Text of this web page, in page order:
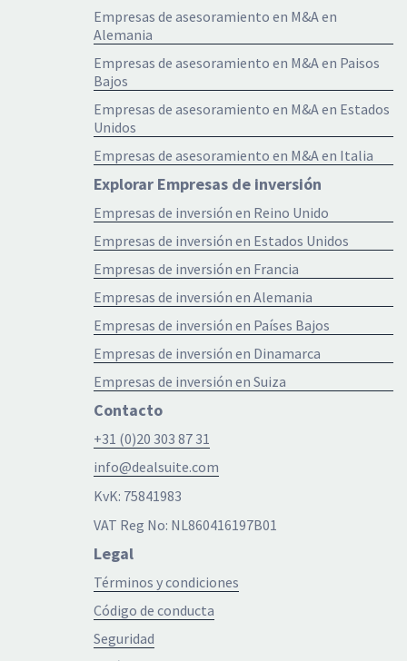
Empresas de asesoramiento en M&A en
Alemania
Empresas de asesoramiento en M&A en Paisos
Bajos
Empresas de asesoramiento en M&A en Estados
Unidos
Empresas de asesoramiento en M&A en Italia
Explorar Empresas de inversión
Empresas de inversión en Reino Unido
Empresas de inversión en Estados Unidos
Empresas de inversión en Francia
Empresas de inversión en Alemania
Empresas de inversión en Países Bajos
Empresas de inversión en Dinamarca
Empresas de inversión en Suiza
Contacto
+31 (0)20 303 87 31
info@dealsuite.com
KvK: 75841983
VAT Reg No: NL860416197B01
Legal
Términos y condiciones
Código de conducta
Seguridad